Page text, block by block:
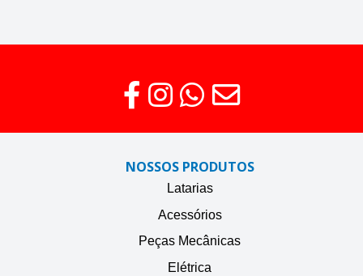
NOSSOS PRODUTOS
Latarias
Acessórios
Peças Mecânicas
Elétrica